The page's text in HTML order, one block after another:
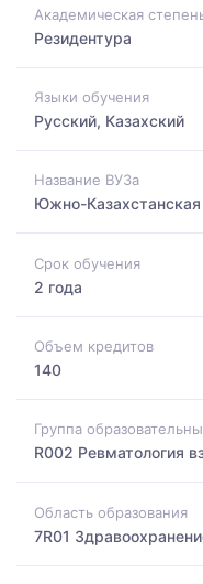
Академическая
Резидентура
Языки обучения
Русский, Казахский
Название ВУЗа
Южно-
Срок обучения
2 года
Объем кредитов
140
Группа
R002 Ревматология
Область образования
7R01